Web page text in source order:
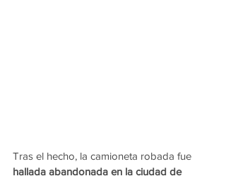
Tras el hecho, la camioneta robada fue
hallada abandonada en la ciudad de